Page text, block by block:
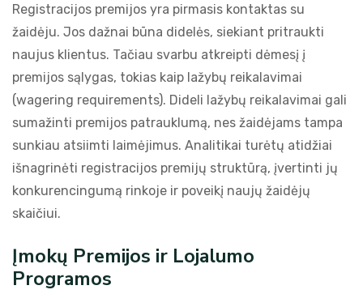
Registracijos premijos yra pirmasis kontaktas su
žaidėju. Jos dažnai būna didelės, siekiant pritraukti
naujus klientus. Tačiau svarbu atkreipti dėmesį į
premijos sąlygas, tokias kaip lažybų reikalavimai
(wagering requirements). Dideli lažybų reikalavimai gali
sumažinti premijos patrauklumą, nes žaidėjams tampa
sunkiau atsiimti laimėjimus. Analitikai turėtų atidžiai
išnagrinėti registracijos premijų struktūrą, įvertinti jų
konkurencingumą rinkoje ir poveikį naujų žaidėjų
skaičiui.
Įmokų Premijos ir Lojalumo
Programos